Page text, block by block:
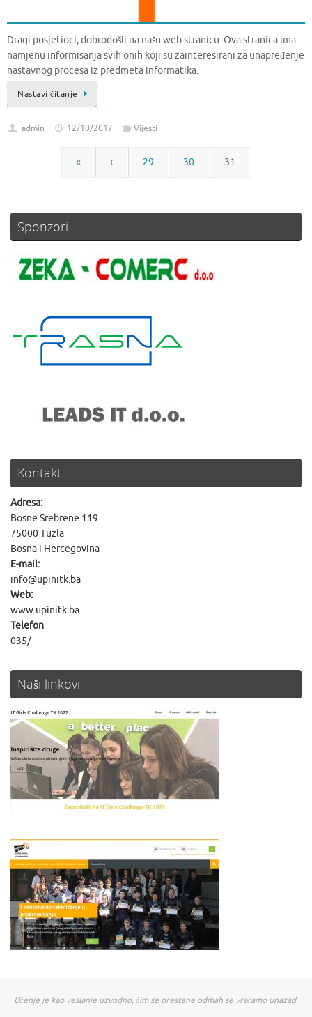
Dragi posjetioci, dobrodošli na našu web stranicu. Ova stranica ima
namjenu informisanja svih onih koji su zainteresirani za unapređenje
nastavnog procesa iz predmeta informatika.
Nastavi čitanje
admin 12/10/2017 Vijesti
« ‹ 29 30 31
Sponzori
Kontakt
Adresa:
Bosne Srebrene 119
75000 Tuzla
Bosna i Hercegovina
E-mail:
info@upinitk.ba
Web:
www.upinitk.ba
Telefon
035/
Naši linkovi
Učenje je kao veslanje uzvodno, čim se prestane odmah se vraćamo unazad.